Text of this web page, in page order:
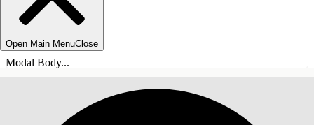
Open Main MenuClose
Modal Body...